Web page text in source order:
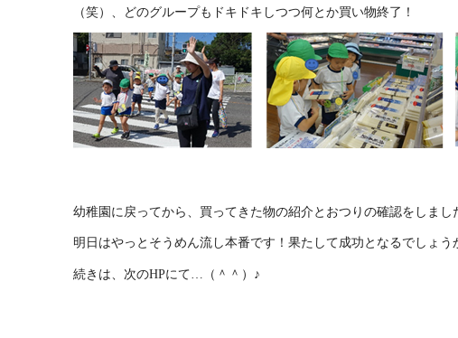
（笑）、どのグループもドキドキしつつ何とか買い物終了！
幼稚園に戻ってから、買ってきた物の紹介とおつりの確認をしま
明日はやっとそうめん流し本番です！果たして成功となるでしょう
続きは、次のHPにて…（＾＾）♪